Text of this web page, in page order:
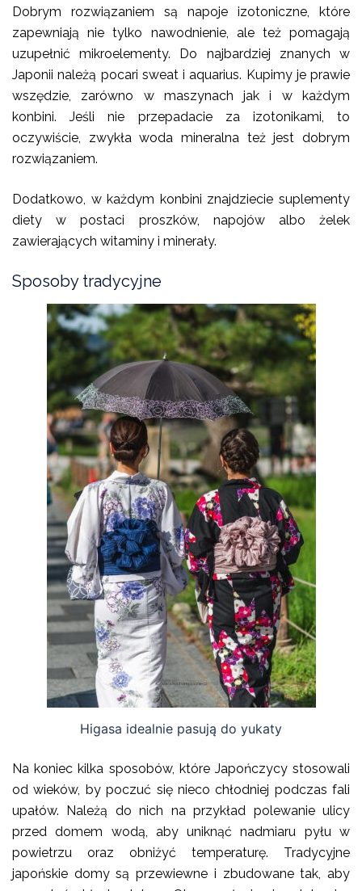
Dobrym rozwiązaniem są napoje izotoniczne, które
zapewniają nie tylko nawodnienie, ale też pomagają
uzupełnić mikroelementy. Do najbardziej znanych w
Japonii należą pocari sweat i aquarius. Kupimy je prawie
wszędzie, zarówno w maszynach jak i w każdym
konbini. Jeśli nie przepadacie za izotonikami, to
oczywiście, zwykła woda mineralna też jest dobrym
rozwiązaniem.
Dodatkowo, w każdym konbini znajdziecie suplementy
diety w postaci proszków, napojów albo żelek
zawierających witaminy i minerały.
Sposoby tradycyjne
Higasa idealnie pasują do yukaty
Na koniec kilka sposobów, które Japończycy stosowali
od wieków, by poczuć się nieco chłodniej podczas fali
upałów. Należą do nich na przykład polewanie ulicy
przed domem wodą, aby uniknąć nadmiaru pyłu w
powietrzu oraz obniżyć temperaturę. Tradycyjne
japońskie domy są przewiewne i zbudowane tak, aby